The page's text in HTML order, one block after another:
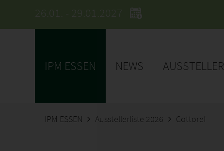
26.01. - 29.01.2027
IPM ESSEN NEWS AUSSTELLER
IPM ESSEN Ausstellerliste 2026 Cottoref